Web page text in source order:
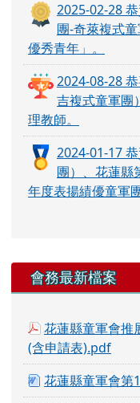
2025-02-28
團-奇萊複式
優秀青年」。
2024-08-28
吉複式童軍團
理教師。
2024-01-17
團）、花蓮縣
年度表揚績優童軍
會務最新檔案
花蓮縣童軍會推
(含申請表).pdf
花蓮縣童軍會第